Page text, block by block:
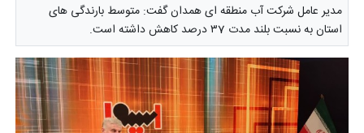
مدیر عامل شرکت آب منطقه ای همدان گفت: متوسط بارندگی های
استان به نسبت بلند مدت ۳7 درصد کاهش داشته است.